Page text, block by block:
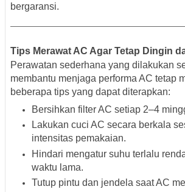
bergaransi.
Tips Merawat AC Agar Tetap Dingin
Perawatan sederhana yang dilakukan
membantu menjaga performa AC tetap
beberapa tips yang dapat diterapkan:
Bersihkan filter AC setiap 2–4
Lakukan cuci AC secara berkala
intensitas pemakaian.
Hindari mengatur suhu terlalu
waktu lama.
Tutup pintu dan jendela saat AC